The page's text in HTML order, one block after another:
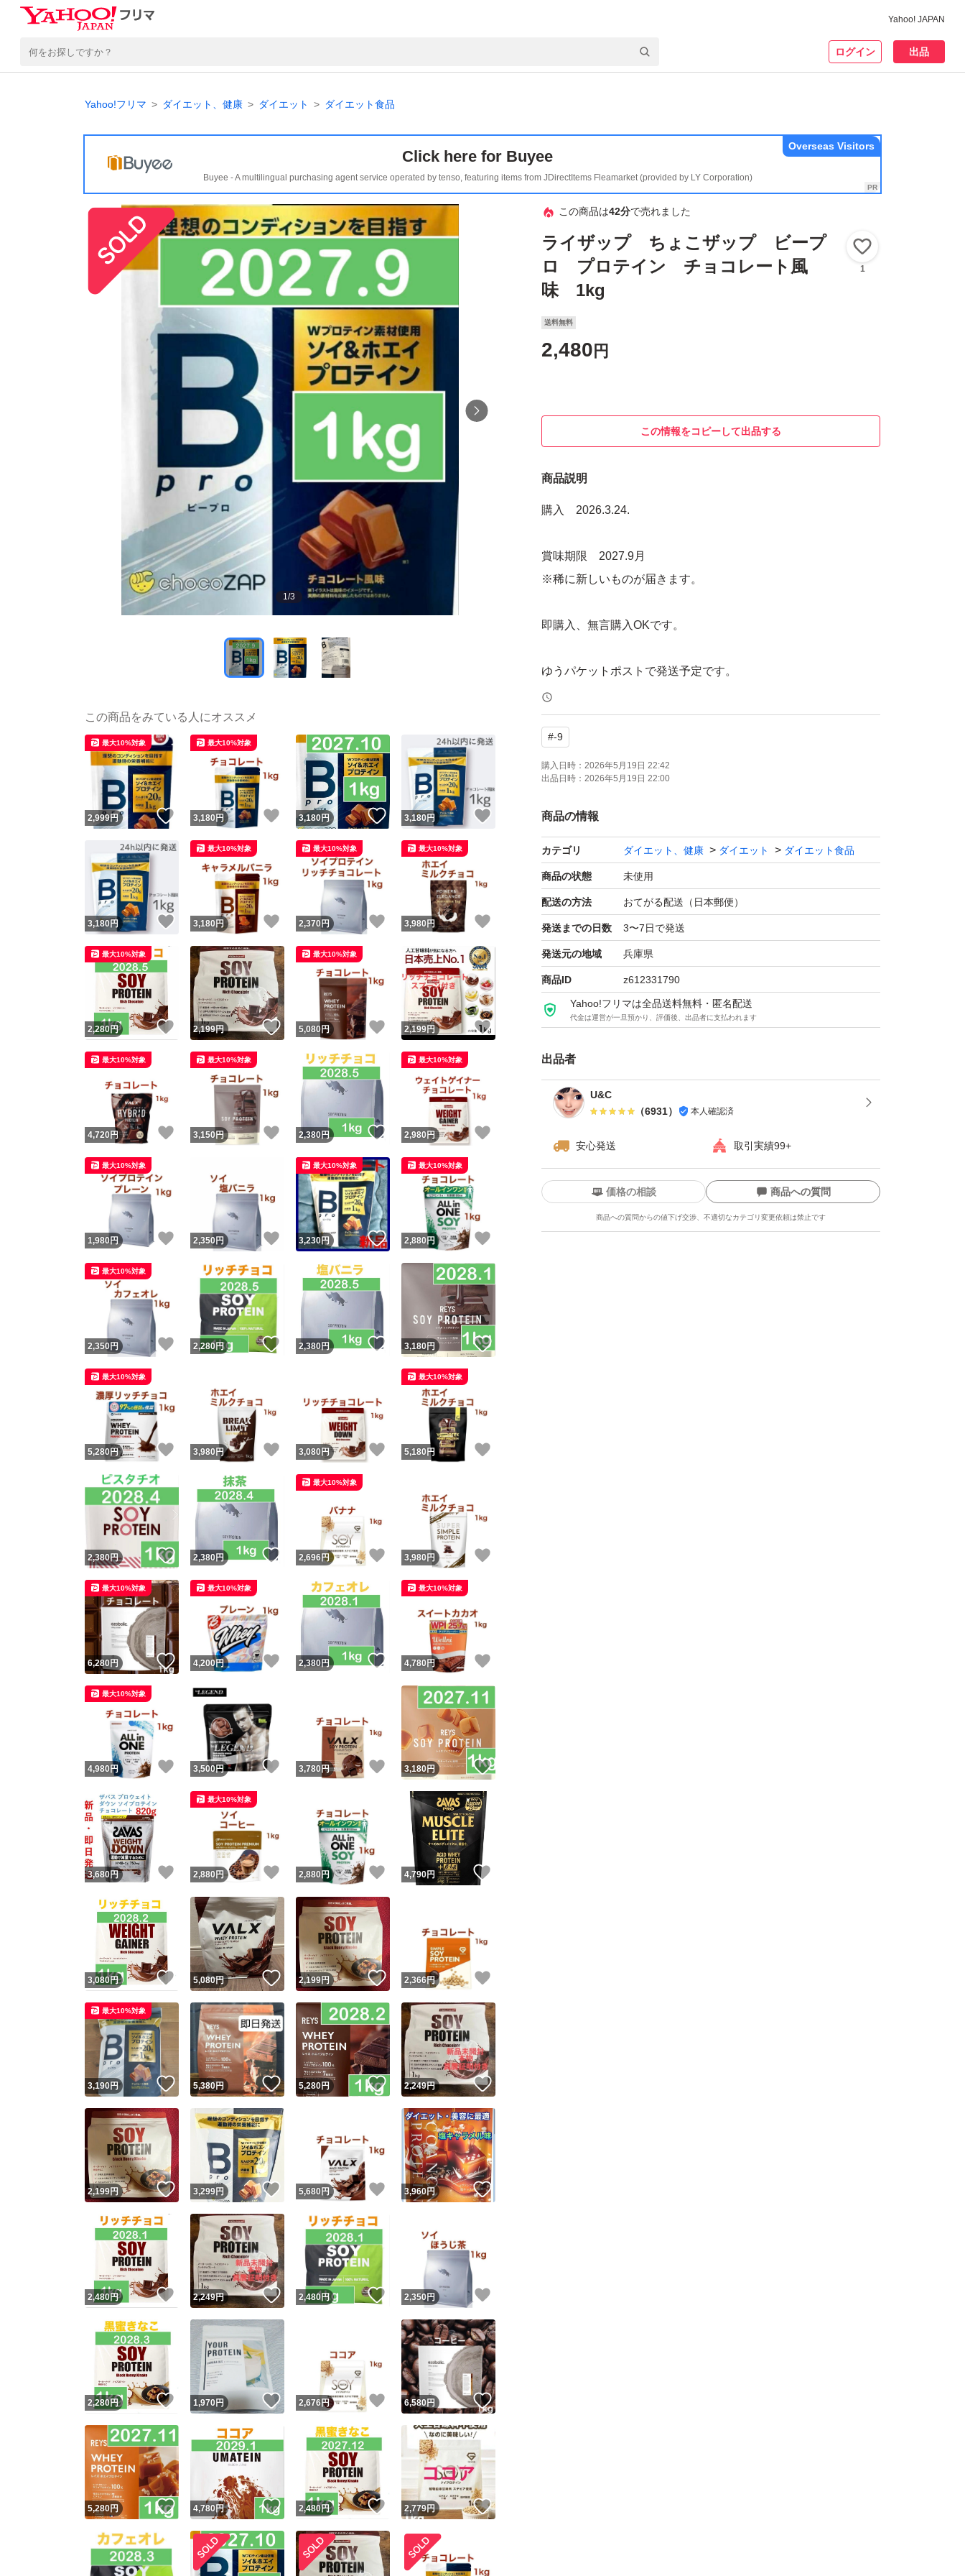
Yahoo! JAPAN
ログイン 出品
Yahoo!フリマ ダイエット、健康 ダイエット ダイエット食品
Click here for Buyee
Buyee - A multilingual purchasing agent service operated by tenso, featuring items from JDirectItems Fleamarket (provided by LY Corporation)
Overseas Visitors
1/3
この商品は42分で売れました
ライザップ ちょこザップ ビープ
ロ プロテイン チョコレート風
味 1kg
1
送料無料
2,480 円
この情報をコピーして出品する
商品説明
購入 2026.3.24.
賞味期限 2027.9月
※稀に新しいものが届きます。
即購入、無言購入OKです。
ゆうパケットポストで発送予定です。
簡易包装で発送します。
袋にダメージが発生する場合があります。
簡易包装の為、
開封時にカッターやハサミなど
刃物を使用する場合はご注意ください。
ビープロ
チョコザップ
Bpro
プロテイン
筋トレ
ジム
ダイエット
ライザップ
ソイプロテイン
WPC
ホエイプロテイン
おうちトレーニング
シェイプアップ
スリムボディ
#-9
購入日時： 2026年5月19日 22:42
出品日時： 2026年5月19日 22:00
商品の情報
カテゴリ ダイエット、健康 ダイエット ダイエット食品
商品の状態 未使用
配送の方法 おてがる配送（日本郵便）
発送までの日数 3〜7日で発送
発送元の地域 兵庫県
商品ID z612331790
Yahoo!フリマは全品送料無料・匿名配送
代金は運営が一旦預かり、評価後、出品者に支払われます
出品者
U&C
（6931） 本人確認済
安心発送 取引実績99+
ユーザーの実績について
Yahoo!フリマが定めた一定の基準を満たしたユーザーにバッジを付与しています
安心取引出品者
安心取引出品者 Yahoo!フリマの基準をクリアした安心・安全なユーザーです
取引実績
取引実績◯+
他フリマ実績◯+ このユーザーは他フリマサービスでの取引実績があります
※このバッジは実績に基づく表示であり、発送を保証しているものではありません
スピード＆安心発送
このユーザーは高頻度で24時間以内＆設定した発送日数内に発送してい
ます
このユーザーは高頻度で24時間以内に発送しています
安心発送 このユーザーは設定した発送日数内に発送しています
価格の相談 商品への質問
商品への質問からの値下げ交渉、不適切なカテゴリ変更依頼は禁止です
この商品の情報をコピーします
商品画像の無断転載は禁止されています
コピーは1商品につき1回です
出品ページへ
キャンセル
この商品をみている人にオススメ
2,999円 いいね！
最大10%対象
3,180 円 いいね！
最大10%対象
3,180円 いいね！
3,180円
3,180円 いいね！
3,180 円 いいね！
最大10%対象
2,370 円 いいね！
最大10%対象
3,980 円
最大10%対象
2,280円 いいね！
最大10%対象
2,199円 いいね！
5,080円 いいね！
最大10%対象
2,199円
4,720 円 いいね！
最大10%対象
3,150円 いいね！
最大10%対象
2,380円 いいね！
2,980 円
最大10%対象
1,980円 いいね！
最大10%対象
2,350円 いいね！
3,230円 いいね！
最大10%対象
2,880 円
最大10%対象
2,350円 いいね！
最大10%対象
2,280円 いいね！
2,380円 いいね！
3,180円
5,280円 いいね！
最大10%対象
3,980 円 いいね！
3,080 円 いいね！
5,180 円
最大10%対象
2,380円 いいね！
2,380円 いいね！
2,696円 いいね！
最大10%対象
3,980 円
6,280円 いいね！
最大10%対象
4,200円 いいね！
最大10%対象
2,380円 いいね！
4,780 円
最大10%対象
4,980 円 いいね！
最大10%対象
3,500円 いいね！
3,780 円 いいね！
3,180円 いいね！
3,680円 いいね！
2,880 円 いいね！
最大10%対象
2,880 円 いいね！
4,790円
3,080円 いいね！
5,080円 いいね！
2,199円 いいね！
2,366円
3,190円 いいね！
最大10%対象
5,380円 いいね！
5,280円 いいね！
2,249円 いいね！
2,199円 いいね！
3,299円 いいね！
5,680 円 いいね！
3,960円
2,480円 いいね！
2,249円 いいね！
2,480円 いいね！
2,350円
2,280円 いいね！
1,970円 いいね！
2,676円 いいね！
6,580円 いいね！
5,280円 いいね！
4,780円 いいね！
2,480円 いいね！
2,779円 いいね！